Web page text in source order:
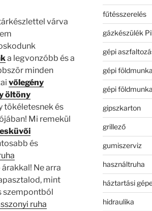
várva
a legvonzóbb és a
minden
vőlegény
öltöny
tökéletesnek és
Mi remekül
esküvői
és
Ne arra
mint
szempontból
ruha
fűtésszerelés
gázkészülék
gépi
gépi földmunka
gépi
gipszkarton
grillező
gumiszerviz
használtruha
háztartási
hidraulika